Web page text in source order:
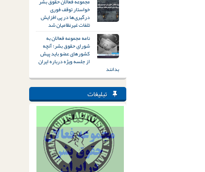
خواستار توقف فوری
درگیری‌ها در پی افزایش
تلفات غیرنظامیان شد
نامه مجموعه فعالان به
شورای حقوق بشر؛ آنچه
کشورهای عضو باید پیش
از جلسه ویژه درباره ایران
بدانند
تبلیغات